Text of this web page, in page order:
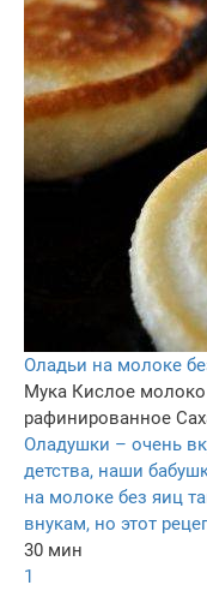
Оладьи на молоке
Мука Кислое молоко
рафинированное
Оладушки – очень
детства, наши
на молоке без яиц
внукам, но этот
30 мин
1